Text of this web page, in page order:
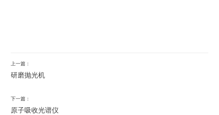
上一篇：
研磨抛光机
下一篇：
原子吸收光谱仪